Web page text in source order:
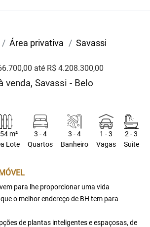
Área privativa Savassi
até R$ 4.208.300,00
venda, Savassi - Belo
m²
Lote
3 - 4
Quartos
3 - 4
Banheiro
1 - 3
Vagas
2 - 3
Suite
para lhe proporcionar uma vida
o melhor endereço de BH tem para
de plantas inteligentes e espaçosas, de